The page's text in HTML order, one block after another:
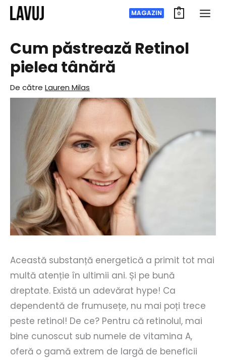
Treci
MAGAZIN 0
Cum păstrează Retinol
pielea tânără
De către Lauren Milas
Această substanță energetică a primit tot mai
multă atenție în ultimii ani. Și pe bună
dreptate. Există un adevărat hype! Ca
dependentă de frumusețe, nu mai poți trece
peste retinol! De ce? Pentru că retinolul, mai
bine cunoscut sub numele de vitamina A,
oferă o gamă extrem de largă de beneficii